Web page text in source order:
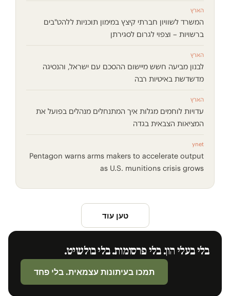
הארץ
המשרד לשוויון חברתי קיצץ במימון תוכניות ללהט"בים
ברשויות – וצפוי לגרום לסגירתן
הארץ
לבנון מביעה חשש מיישום ההסכם עם ישראל, והנסיגה
מדשדשת באיטיות רבה
הארץ
עדויות לוחמים מגלות איך המתנחלים מנהלים בפועל את
המציאות הצבאית בגדה
ynet
Pentagon warns arms makers to accelerate output
as U.S. munitions crisis grows
טען עוד
בלי בעלי הון. בלי פרסומות. בלי בולשיט.
תמכו בעיתונות עצמאית. בלי פחד